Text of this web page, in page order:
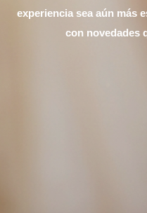
experiencia sea aún más
con novedades